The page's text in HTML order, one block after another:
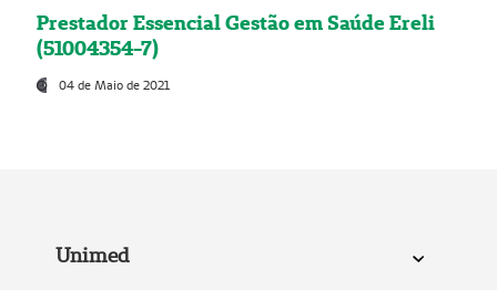
Prestador Essencial Gestão em Saúde Ereli
(51004354-7)
04 de Maio de 2021
Unimed